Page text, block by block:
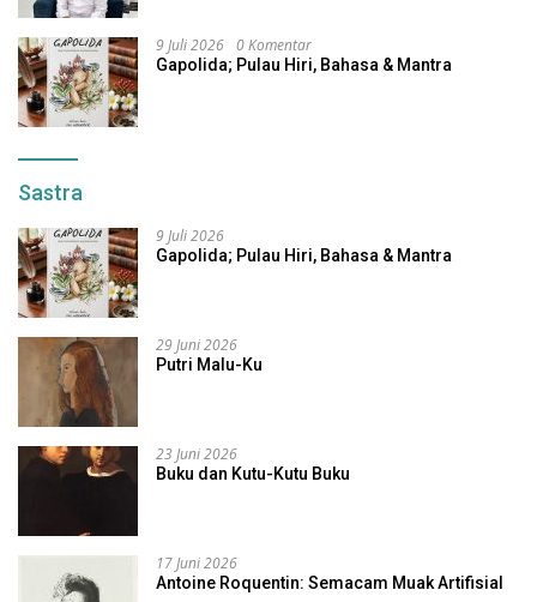
9 Juli 2026 0 Komentar
Gapolida; Pulau Hiri, Bahasa & Mantra
Sastra
9 Juli 2026
Gapolida; Pulau Hiri, Bahasa & Mantra
29 Juni 2026
Putri Malu-Ku
23 Juni 2026
Buku dan Kutu-Kutu Buku
17 Juni 2026
Antoine Roquentin: Semacam Muak Artifisial